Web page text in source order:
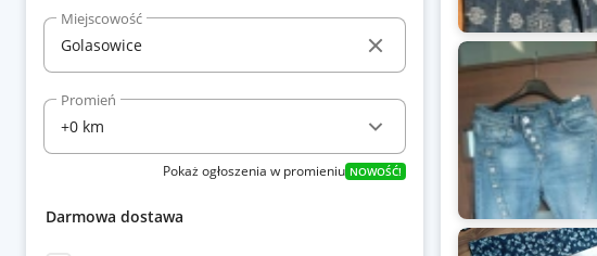
Miejscowość
Promień
Pokaż ogłoszenia w promieniu NOWOŚĆ!
Darmowa dostawa